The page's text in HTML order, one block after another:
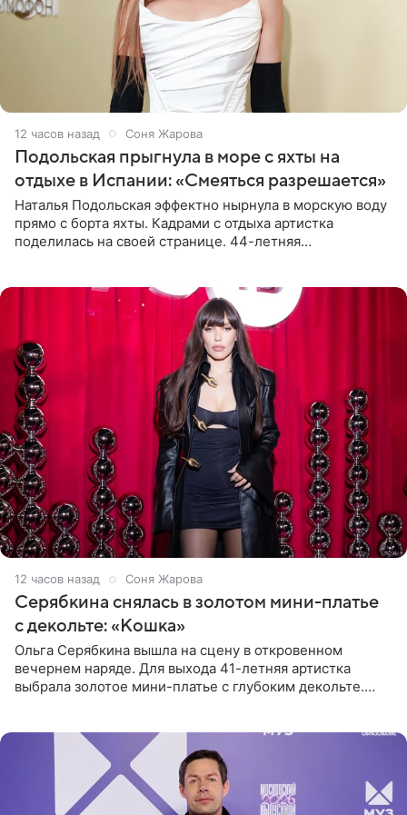
12 часов назад Соня Жарова
Подольская прыгнула в море с яхты на
отдыхе в Испании: «Смеяться разрешается»
Наталья Подольская эффектно нырнула в морскую воду
прямо с борта яхты. Кадрами с отдыха артистка
поделилась на своей странице. 44-летняя
12 часов назад Соня Жарова
Серябкина снялась в золотом мини-платье
с декольте: «Кошка»
Ольга Серябкина вышла на сцену в откровенном
вечернем наряде. Для выхода 41-летняя артистка
выбрала золотое мини-платье с глубоким декольте.